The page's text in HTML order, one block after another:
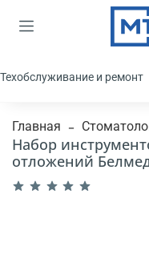
Техобслуживание и ремонт
Главная
Набор
отложений